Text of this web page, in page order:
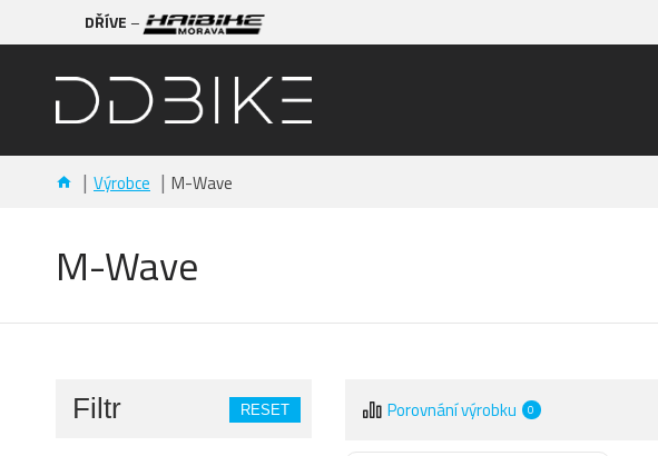
DŘÍVE –
Výrobce M-Wave
M-Wave
Filtr RESET Porovnání výrobku 0